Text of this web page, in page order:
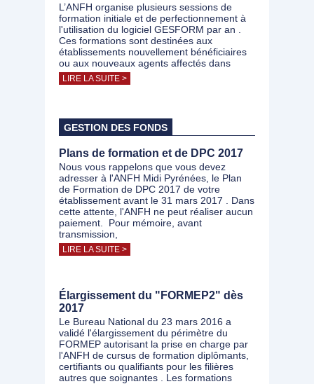
L’ANFH organise plusieurs sessions de
formation initiale et de perfectionnement à
l'utilisation du logiciel GESFORM par an .
Ces formations sont destinées aux
établissements nouvellement bénéficiaires
ou aux nouveaux agents affectés dans
LIRE LA SUITE >
GESTION DES FONDS
Plans de formation et de DPC 2017
Nous vous rappelons que vous devez
adresser à l'ANFH Midi Pyrénées, le Plan
de Formation de DPC 2017 de votre
établissement avant le 31 mars 2017 . Dans
cette attente, l'ANFH ne peut réaliser aucun
paiement. Pour mémoire, avant
transmission,
LIRE LA SUITE >
Élargissement du "FORMEP2" dès
2017
Le Bureau National du 23 mars 2016 a
validé l'élargissement du périmètre du
FORMEP autorisant la prise en charge par
l'ANFH de cursus de formation diplômants,
certifiants ou qualifiants pour les filières
autres que soignantes . Les formations